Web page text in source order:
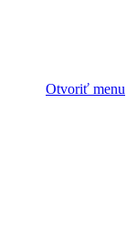
Otvoriť menu